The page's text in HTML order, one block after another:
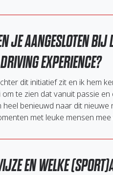
JE AANGESLOTEN
EXPERIENCE?
dit initiatief zit en ik hem
te zien dat vanuit passie
heel benieuwd naar dit
met leuke mensen
EN WELKE